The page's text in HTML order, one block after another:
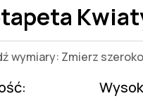
wymiary: Zmierz